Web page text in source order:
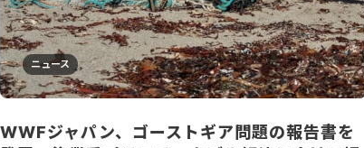
ニュース
WWFジャパン、ゴーストギア問題の報告書を